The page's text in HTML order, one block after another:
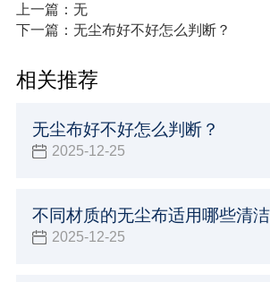
上一篇：无
下一篇：无尘布好不好怎么判断？
相关推荐
无尘布好不好怎么判断？
2025-12-25
不同材质的无尘布适用哪些清
2025-12-25